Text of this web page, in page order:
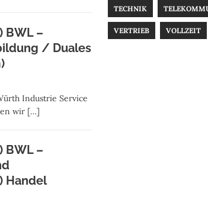
BWL –
/ Duales
Industrie Service
wir […]
BWL –
Handel
TECHNIK
VERTRIEB VOLLZEIT